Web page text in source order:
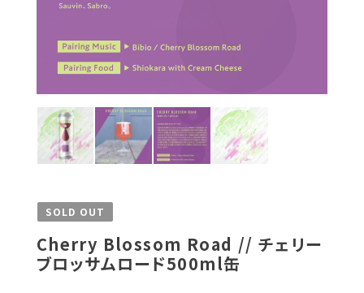
SOLD OUT
Cherry Blossom Road // チェリー
ブロッサムロード500ml缶